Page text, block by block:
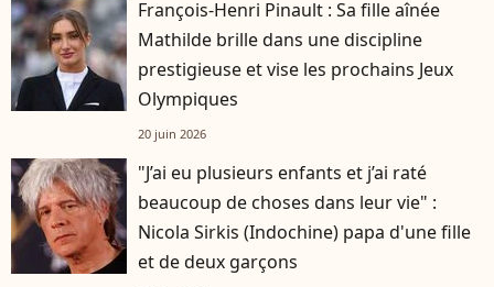
François-Henri Pinault : Sa fille aînée
Mathilde brille dans une discipline
prestigieuse et vise les prochains Jeux
Olympiques
20 juin 2026
"J’ai eu plusieurs enfants et j’ai raté
beaucoup de choses dans leur vie" :
Nicola Sirkis (Indochine) papa d'une fille
et de deux garçons